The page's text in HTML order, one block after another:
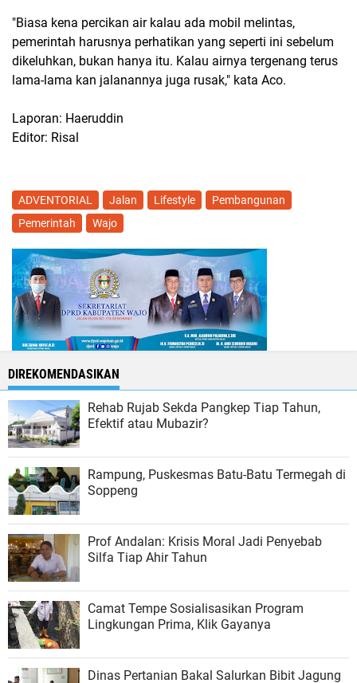
"Biasa kena percikan air kalau ada mobil melintas,
pemerintah harusnya perhatikan yang seperti ini sebelum
dikeluhkan, bukan hanya itu. Kalau airnya tergenang terus
lama-lama kan jalanannya juga rusak," kata Aco.
Laporan: Haeruddin
Editor: Risal
ADVENTORIAL Jalan Lifestyle
Pembangunan
Pemerintah
Wajo
DIREKOMENDASIKAN
Rehab Rujab Sekda Pangkep Tiap Tahun,
Efektif atau Mubazir?
Rampung, Puskesmas Batu-Batu Termegah di
Soppeng
Prof Andalan: Krisis Moral Jadi Penyebab
Silfa Tiap Ahir Tahun
Camat Tempe Sosialisasikan Program
Lingkungan Prima, Klik Gayanya
Dinas Pertanian Bakal Salurkan Bibit Jagung